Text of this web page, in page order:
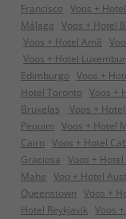
Francisco Voos +
Málaga Voos + Hotel
Voos + Hotel Amã
Voos + Hotel
Edimburgo Voos +
Hotel Toronto Voos +
Bruxelas
Voos +
Pequim Voos + Hotel
Cairo Voos + Hotel
Graciosa Voos + Hotel
Mahe Voo + Hotel
Queenstown Voos +
Hotel Reykjavik Voos